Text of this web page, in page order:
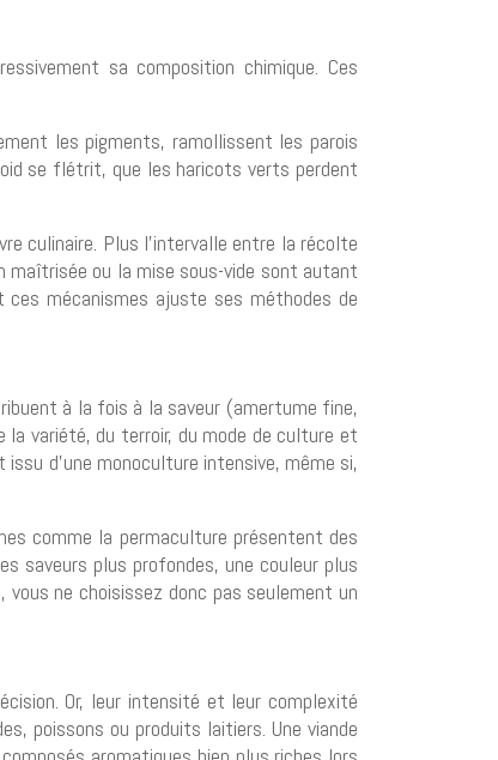
sa composition chimique. Ces
les pigments, ramollissent les parois
se flétrit, que les haricots verts perdent
culinaire. Plus l’intervalle entre la récolte
maîtrisée ou la mise sous-vide sont autant
mécanismes ajuste ses méthodes de
à la fois à la saveur (amertume fine,
variété, du terroir, du mode de culture et
d’une monoculture intensive, même si,
comme la permaculture présentent des
saveurs plus profondes, une couleur plus
ne choisissez donc pas seulement un
Or, leur intensité et leur complexité
poissons ou produits laitiers. Une viande